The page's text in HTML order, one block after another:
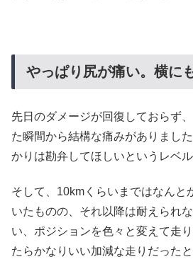
やっぱり尻が痛い。横に
先日のダメージが回復しておらず
た瞬間から結構な痛みがありまし
かりは勘弁してほしいというレベ
そして、10kmくらいまではなんと
いたものの、それ以降は耐えられ
い、ポジションを色々と変えて走
たらかなりいい加減な走りだった